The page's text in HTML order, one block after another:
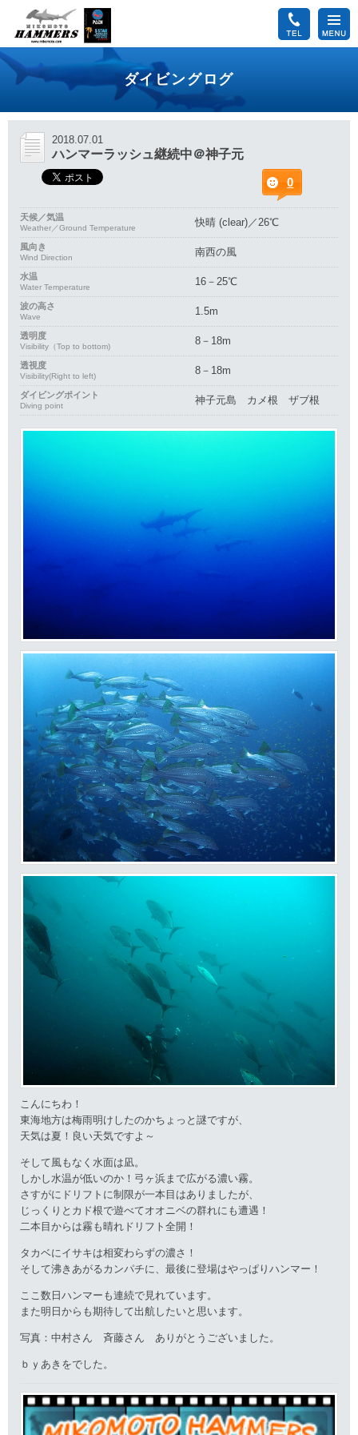
ダイビングログ
ハンマーラッシュ継続中＠神子元
2018.07.01
0
天候／気温
Weather／Ground Temperature 快晴 (clear)／26℃
風向き
Wind Direction 南西の風
水温
Water Temperature 16－25℃
波の高さ
Wave 1.5m
透明度
Visibility（Top to bottom) 8－18m
透視度
Visibility(Right to left) 8－18m
ダイビングポイント
Diving point 神子元島 カメ根 ザブ根
こんにちわ！
東海地方は梅雨明けしたのかちょっと謎ですが、
天気は夏！良い天気ですよ～
そして風もなく水面は凪。
しかし水温が低いのか！弓ヶ浜まで広がる濃い霧。
さすがにドリフトに制限が一本目はありましたが、
じっくりとカド根で遊べてオオニベの群れにも遭遇！
二本目からは霧も晴れドリフト全開！
タカベにイサキは相変わらずの濃さ！
そして沸きあがるカンパチに、最後に登場はやっぱりハンマー！
ここ数日ハンマーも連続で見れています。
また明日からも期待して出航したいと思います。
写真：中村さん 斉藤さん ありがとうございました。
ｂｙあきをでした。